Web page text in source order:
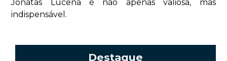
Jonatas Lucena é não apenas valiosa, mas
indispensável.
Destaque